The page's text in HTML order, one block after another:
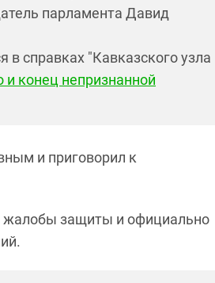
парламента Давид
справках "Кавказского узла
и конец непризнанной
и приговорил к
жалобы защиты и официально